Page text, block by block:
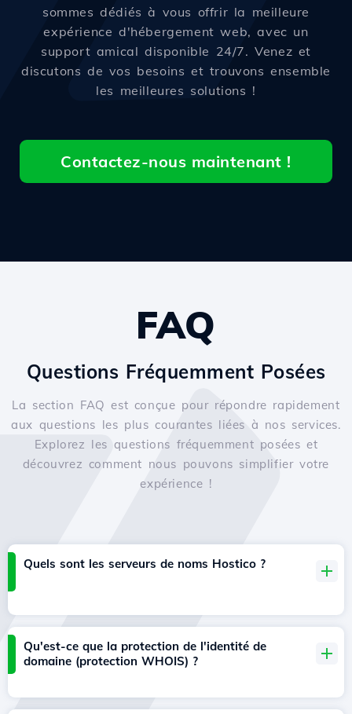
sommes dédiés à vous offrir la meilleure
expérience d'hébergement web, avec un
support amical disponible 24/7. Venez et
discutons de vos besoins et trouvons ensemble
les meilleures solutions !
Contactez-nous maintenant !
FAQ
Questions Fréquemment Posées
La section FAQ est conçue pour répondre rapidement
aux questions les plus courantes liées à nos services.
Explorez les questions fréquemment posées et
découvrez comment nous pouvons simplifier votre
expérience !
Quels sont les serveurs de noms Hostico ?
Qu'est-ce que la protection de l'identité de
domaine (protection WHOIS) ?